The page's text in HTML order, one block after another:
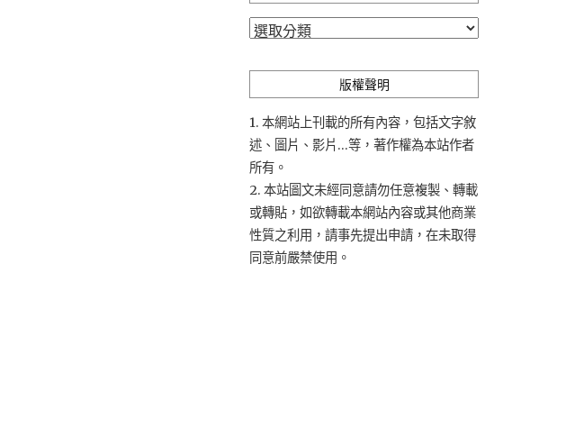
分
版權聲明
1. 本網站上刊載的所有內容，包括文字敘
述、圖片、影片...等，著作權為本站作者
所有。
2. 本站圖文未經同意請勿任意複製、轉載
或轉貼，如欲轉載本網站內容或其他商業
性質之利用，請事先提出申請，在未取得
同意前嚴禁使用。